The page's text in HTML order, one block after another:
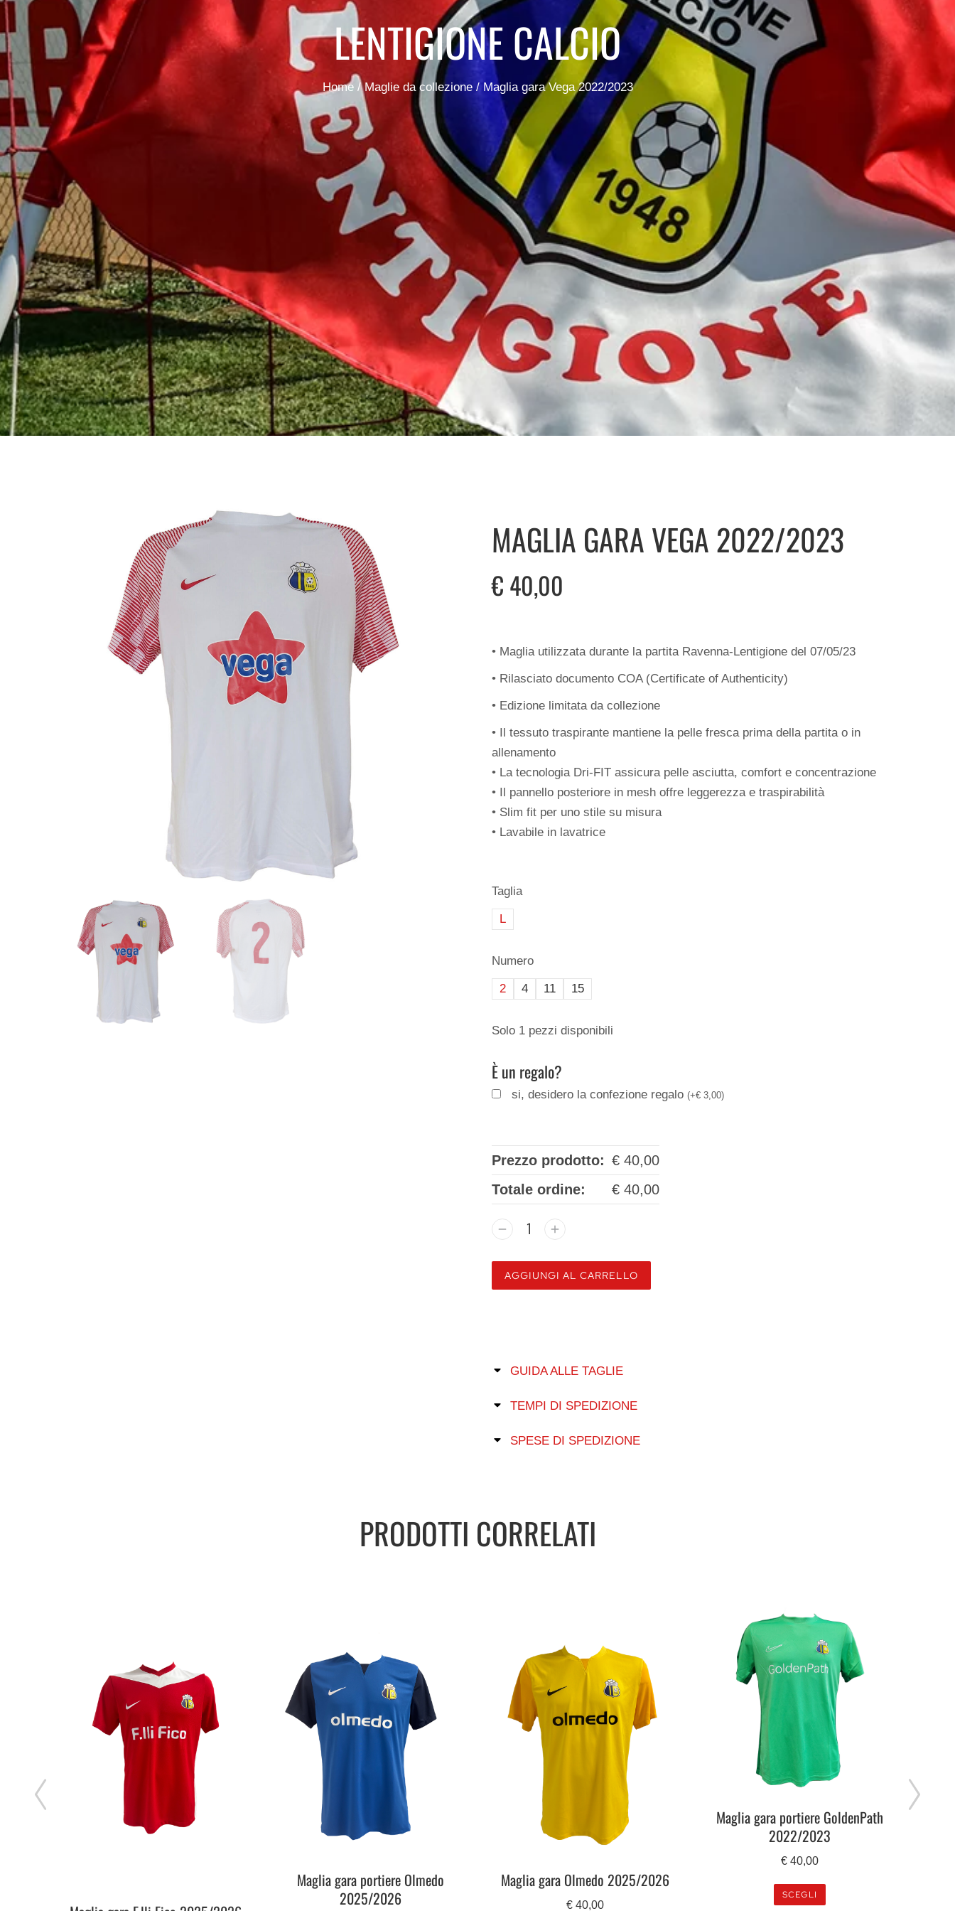
LENTIGIONE CALCIO
Home/Maglie da collezione/ Maglia gara Vega 2022/2023
MAGLIA GARA VEGA 2022/2023
€40,00
• Maglia utilizzata durante la partita Ravenna-Lentigione del 07/05/23
• Rilasciato documento COA (Certificate of Authenticity)
• Edizione limitata da collezione
• Il tessuto traspirante mantiene la pelle fresca prima della partita o in
allenamento
• La tecnologia Dri-FIT assicura pelle asciutta, comfort e concentrazione
• Il pannello posteriore in mesh offre leggerezza e traspirabilità
• Slim fit per uno stile su misura
• Lavabile in lavatrice
Taglia
L
Numero
2 4 11 15
Solo 1 pezzi disponibili
È un regalo?
si, desidero la confezione regalo (+€ 3,00)
Prezzo prodotto: € 40,00
Totale ordine:
€ 40,00
AGGIUNGI AL CARRELLO
GUIDA ALLE TAGLIE
TEMPI DI SPEDIZIONE
SPESE DI SPEDIZIONE
PRODOTTI CORRELATI
Maglia gara portiere Olmedo
2025/2026
Maglia gara Olmedo 2025/2026
€ 40,00
Maglia gara portiere GoldenPath
2022/2023
€ 40,00
SCEGLI